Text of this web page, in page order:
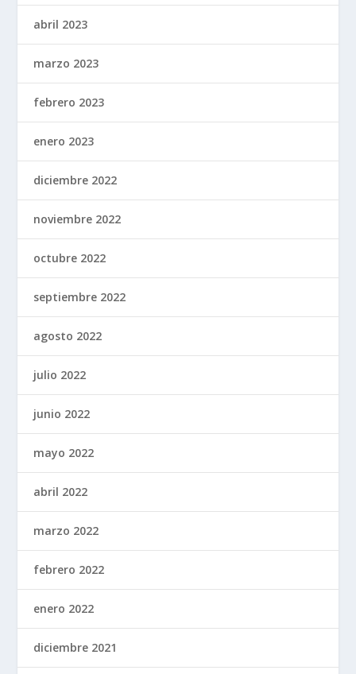
abril 2023
marzo 2023
febrero 2023
enero 2023
diciembre 2022
noviembre 2022
octubre 2022
septiembre 2022
agosto 2022
julio 2022
junio 2022
mayo 2022
abril 2022
marzo 2022
febrero 2022
enero 2022
diciembre 2021